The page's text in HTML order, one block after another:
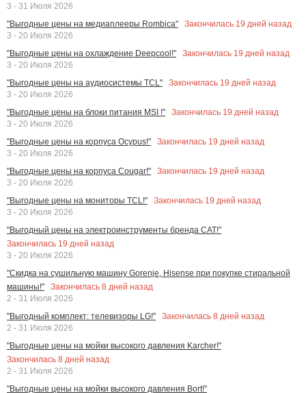
3 - 31 Июля 2026
"Выгодные цены на медиаплееры Rombica"
Закончилась 19 дней назад
3 - 20 Июля 2026
"Выгодные цены на охлаждение Deepcool!"
Закончилась 19 дней назад
3 - 20 Июля 2026
"Выгодные цены на аудиосистемы TCL"
Закончилась 19 дней назад
3 - 20 Июля 2026
"Выгодные цены на блоки питания MSI !"
Закончилась 19 дней назад
3 - 20 Июля 2026
"Выгодные цены на корпуса Ocypus!"
Закончилась 19 дней назад
3 - 20 Июля 2026
"Выгодные цены на корпуса Cougar!"
Закончилась 19 дней назад
3 - 20 Июля 2026
"Выгодные цены на мониторы TCL!"
Закончилась 19 дней назад
3 - 20 Июля 2026
"Выгодный цены на электроинструменты бренда CAT!"
Закончилась 19 дней назад
3 - 20 Июля 2026
"Скидка на сушильную машину Gorenje, Hisense при покупке стиральной
машины!"
Закончилась 8 дней назад
2 - 31 Июля 2026
"Выгодный комплект: телевизоры LG!"
Закончилась 8 дней назад
2 - 31 Июля 2026
"Выгодные цены на мойки высокого давления Karcher!"
Закончилась 8 дней назад
2 - 31 Июля 2026
"Выгодные цены на мойки высокого давления Bort!"